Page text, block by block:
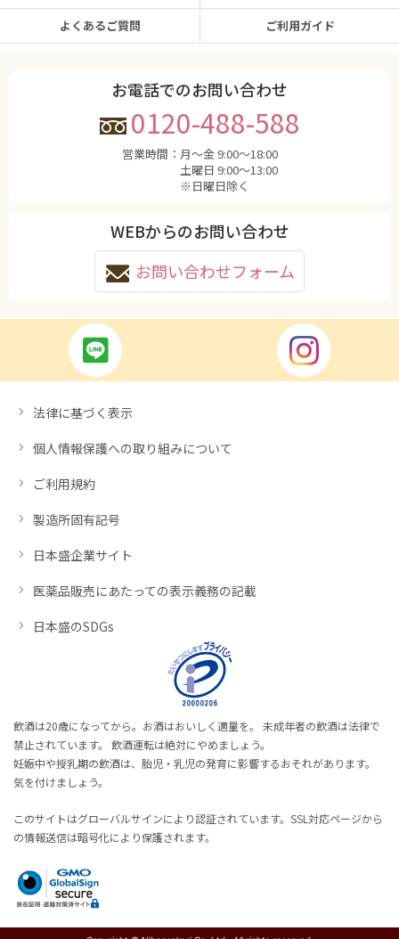
よくあるご質問 ご利用ガイド
お電話でのお問い合わせ
0120-488-588
営業時間： 月〜金 9:00〜18:00
土曜日 9:00〜13:00
※日曜日除く
WEBからのお問い合わせ
お問い合わせフォーム
法律に基づく表示
個人情報保護への取り組みについて
ご利用規約
製造所固有記号
日本盛企業サイト
医薬品販売にあたっての表示義務の記載
日本盛のSDGs
飲酒は20歳になってから。お酒はおいしく適量を。 未成年者の飲酒は法律で
禁止されています。 飲酒運転は絶対にやめましょう。
妊娠中や授乳期の飲酒は、胎児・乳児の発育に影響するおそれがあります。
気を付けましょう。
このサイトはグローバルサインにより認証されています。SSL対応ページから
の情報送信は暗号化により保護されます。